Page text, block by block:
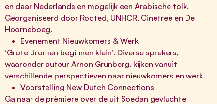
en daar Nederlands en mogelijk een Arabische tolk.
Georganiseerd door Rooted, UNHCR, Cinetree en De
Hoorneboeg.
Evenement Nieuwkomers & Werk
‘Grote dromen beginnen klein’. Diverse sprekers,
waaronder auteur Arnon Grunberg, kijken vanuit
verschillende perspectieven naar nieuwkomers en werk.
Voorstelling New Dutch Connections
Ga naar de prèmiere over de uit Soedan gevluchte